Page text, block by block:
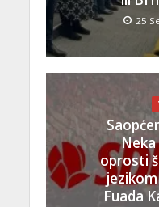
25
oprosti
Fuada